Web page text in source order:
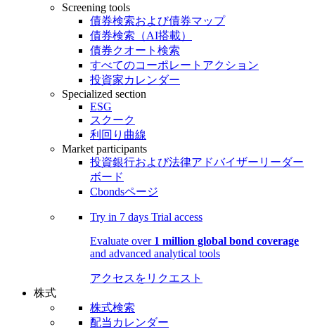
Screening tools
債券検索および債券マップ
債券検索（AI搭載）
債券クオート検索
すべてのコーポレートアクション
投資家カレンダー
Specialized section
ESG
スクーク
利回り曲線
Market participants
投資銀行および法律アドバイザーリーダー
ボード
Cbondsページ
Try in 7 days Trial access
Evaluate over 1 million global bond coverage
and advanced analytical tools
アクセスをリクエスト
株式
株式検索
配当カレンダー